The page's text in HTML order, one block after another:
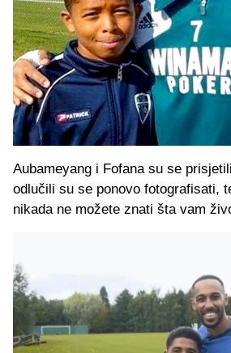
Aubameyang i Fofana su se
odlučili su se ponovo fotografisati,
nikada ne možete znati šta vam